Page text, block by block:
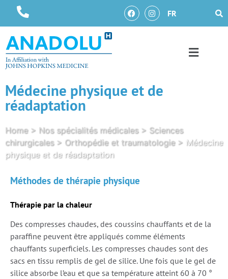
FR
Médecine physique et de
réadaptation
Home > Nos spécialités médicales > Sciences
chirurgicales > Orthopédie et traumatologie > Médecine
physique et de réadaptation
Méthodes de thérapie physique
Thérapie par la chaleur
Des compresses chaudes, des coussins chauffants et de la
paraffine peuvent être appliqués comme éléments
chauffants superficiels. Les compresses chaudes sont des
sacs en tissu remplis de gel de silice. Une fois que le gel de
silice absorbe l’eau et que sa température atteint 60 à 70 °